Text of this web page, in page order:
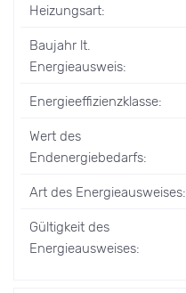
Heizungsart:
Baujahr lt.
Energieausweis:
Energieeffizienzklasse:
Wert des
Endenergiebedarfs:
Art des Energieausweises:
Gültigkeit des
Energieausweises: